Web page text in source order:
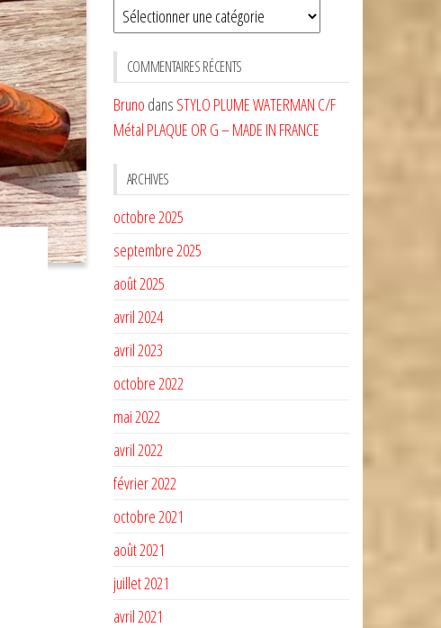
Sélectionnez
une
CATÉGORIE
COMMENTAIRES RÉCENTS
Bruno dans STYLO PLUME WATERMAN C/F
Métal PLAQUE OR G – MADE IN FRANCE
ARCHIVES
octobre 2025
septembre 2025
août 2025
avril 2024
avril 2023
octobre 2022
mai 2022
avril 2022
février 2022
octobre 2021
août 2021
juillet 2021
avril 2021